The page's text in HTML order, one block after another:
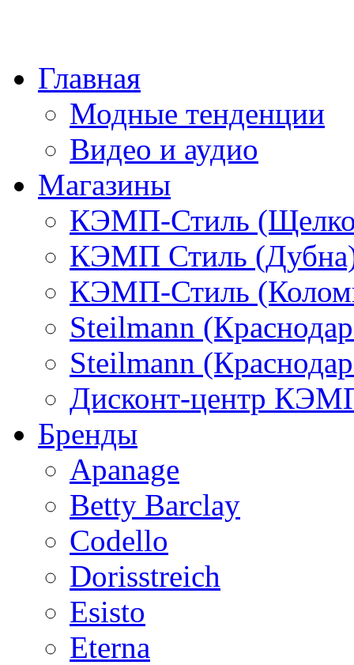
Главная
Модные тенденции
Видео и аудио
Магазины
КЭМП-Стиль
КЭМП Стиль
КЭМП-Стиль
Steilmann
Steilmann
Дисконт-центр
Бренды
Apanage
Betty Barclay
Codello
Dorisstreich
Esisto
Eterna